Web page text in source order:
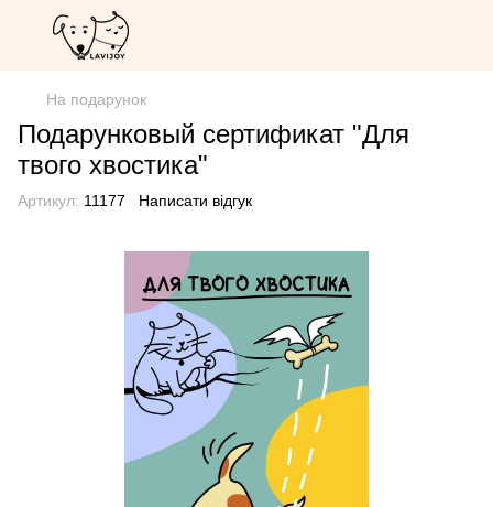
На подарунок
Подарунковый сертификат "Для
твого хвостика"
Артикул: 11177 Написати відгук